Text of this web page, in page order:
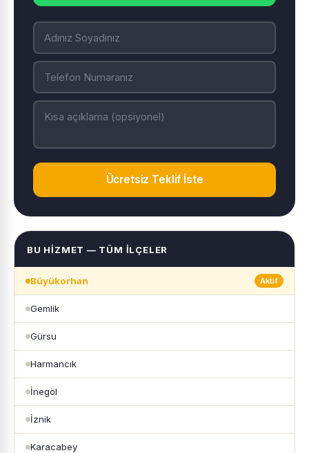
Ücretsiz Teklif İste
BU HIZMET — TÜM İLÇELER
Büyükorhan Aktif
Gemlik
Gürsu
Harmancık
İnegöl
İznik
Karacabey